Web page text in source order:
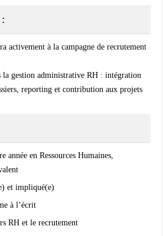
activement à la campagne de recrutement
gestion administrative RH : intégration
reporting et contribution aux projets
année en Ressources Humaines,
et impliqué(e)
à l’écrit
RH et le recrutement